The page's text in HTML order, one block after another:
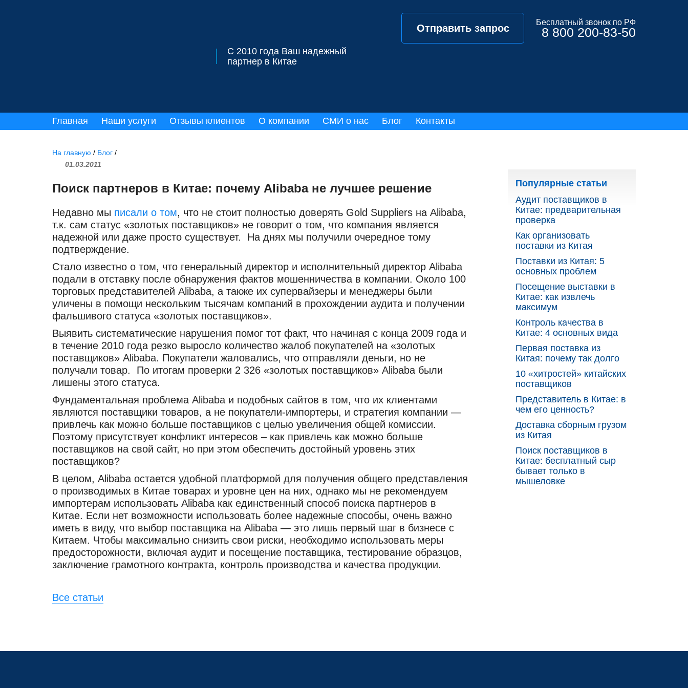
С 2010 года Ваш надежный
партнер в Китае
Отправить запрос
Бесплатный звонок по РФ
8 800 200-83-50
Главная Наши услуги Отзывы клиентов О компании СМИ о нас Блог Контакты
На главную / Блог /
01.03.2011
Поиск партнеров в Китае: почему Alibaba не лучшее решение
Недавно мы писали о том, что не стоит полностью доверять Gold Suppliers на Alibaba,
т.к. сам статус «золотых поставщиков» не говорит о том, что компания является
надежной или даже просто существует. На днях мы получили очередное тому
подтверждение.
Стало известно о том, что генеральный директор и исполнительный директор Alibaba
подали в отставку после обнаружения фактов мошенничества в компании. Около 100
торговых представителей Alibaba, а также их супервайзеры и менеджеры были
уличены в помощи нескольким тысячам компаний в прохождении аудита и получении
фальшивого статуса «золотых поставщиков».
Выявить систематические нарушения помог тот факт, что начиная с конца 2009 года и
в течение 2010 года резко выросло количество жалоб покупателей на «золотых
поставщиков» Alibaba. Покупатели жаловались, что отправляли деньги, но не
получали товар. По итогам проверки 2 326 «золотых поставщиков» Alibaba были
лишены этого статуса.
Фундаментальная проблема Alibaba и подобных сайтов в том, что их клиентами
являются поставщики товаров, а не покупатели-импортеры, и стратегия компании —
привлечь как можно больше поставщиков с целью увеличения общей комиссии.
Поэтому присутствует конфликт интересов – как привлечь как можно больше
поставщиков на свой сайт, но при этом обеспечить достойный уровень этих
поставщиков?
В целом, Alibaba остается удобной платформой для получения общего представления
о производимых в Китае товарах и уровне цен на них, однако мы не рекомендуем
импортерам использовать Alibaba как единственный способ поиска партнеров в
Китае. Если нет возможности использовать более надежные способы, очень важно
иметь в виду, что выбор поставщика на Alibaba — это лишь первый шаг в бизнесе с
Китаем. Чтобы максимально снизить свои риски, необходимо использовать меры
предосторожности, включая аудит и посещение поставщика, тестирование образцов,
заключение грамотного контракта, контроль производства и качества продукции.
Все статьи
Популярные статьи
Аудит поставщиков в
Китае: предварительная
проверка
Как организовать
поставки из Китая
Поставки из Китая: 5
основных проблем
Посещение выставки в
Китае: как извлечь
максимум
Контроль качества в
Китае: 4 основных вида
Первая поставка из
Китая: почему так долго
10 «хитростей» китайских
поставщиков
Представитель в Китае: в
чем его ценность?
Доставка сборным грузом
из Китая
Поиск поставщиков в
Китае: бесплатный сыр
бывает только в
мышеловке